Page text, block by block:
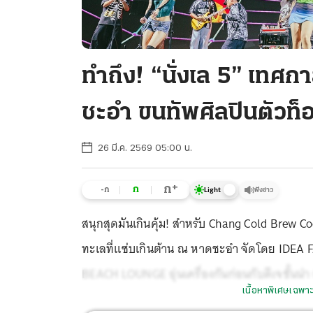
ทำถึง! “นั่งเล 5” เทศ
ชะอำ ขนทัพศิลปินตัวท็
26 มี.ค. 2569 05:00 น.
-ก ก ก+ Light ฟังข่าว
สนุกสุดมันเกินคุ้ม! สำหรับ Chang Cold Brew
ทะเลที่แซ่บเกินต้าน ณ หาดชะอำ จัดโดย IDEA
BEACH LOUNGE อุ่นเครื่องกันก่อนกับดีเจชั้นน
ตลาดสินค้างานอาร์ตและงานคราฟต์ให้ได้เลื
เนื้อหาพิเศษเฉพ